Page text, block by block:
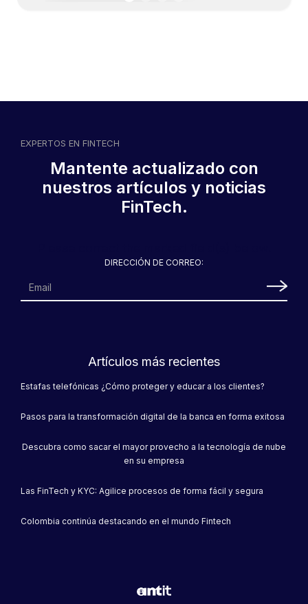
CoopeSanRamón Móvil
Coope San Marcos impulsa
mejoras en la atención de
App móvil
EXPERTOS EN FINTECH
Mantente actualizado con
nuestros artículos y noticias
FinTech.
DIRECCIÓN DE CORREO:
Artículos más recientes
Estafas telefónicas ¿Cómo proteger y educar a los clientes?
Pasos para la transformación digital de la banca en forma exitosa
Descubra como sacar el mayor provecho a la tecnología de nube
en su empresa
Las FinTech y KYC: Agilice procesos de forma fácil y segura
Colombia continúa destacando en el mundo Fintech